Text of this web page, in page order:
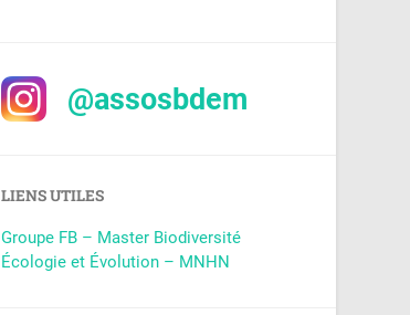
@assosbdem
LIENS UTILES
Groupe FB – Master Biodiversité
Écologie et Évolution – MNHN